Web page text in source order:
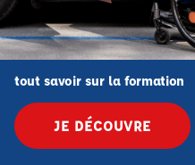
tout savoir sur la formation
JE DÉCOUVRE